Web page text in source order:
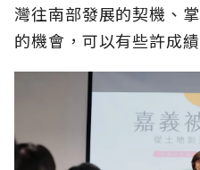
灣往南部發展的契機、
的機會，可以有些許成